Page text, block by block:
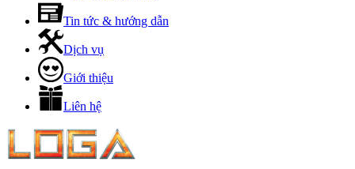
Tin tức & hướng dẫn
Dịch vụ
Giới thiệu
Liên hệ